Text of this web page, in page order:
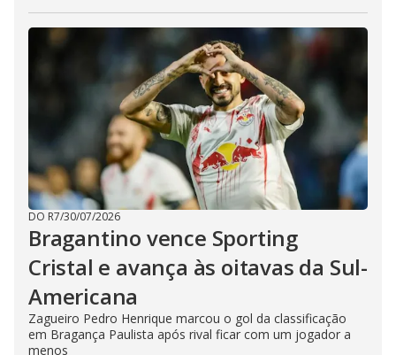
DO R7/30/07/2026
Bragantino vence Sporting
Cristal e avança às oitavas da Sul-
Americana
Zagueiro Pedro Henrique marcou o gol da classificação
em Bragança Paulista após rival ficar com um jogador a
menos